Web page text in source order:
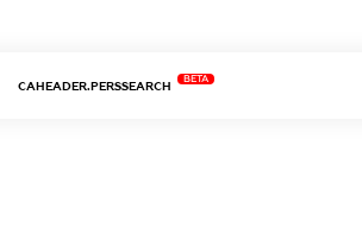
CAHEADER.PERSSEARCH
BETA